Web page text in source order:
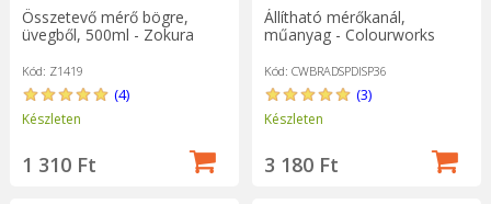
Összetevő mérő bögre,
üvegből, 500ml - Zokura
Kód: Z1419
(4)
Készleten
1 310 Ft
Állítható mérőkanál,
műanyag - Colourworks
Kód: CWBRADSPDISP36
(3)
Készleten
3 180 Ft